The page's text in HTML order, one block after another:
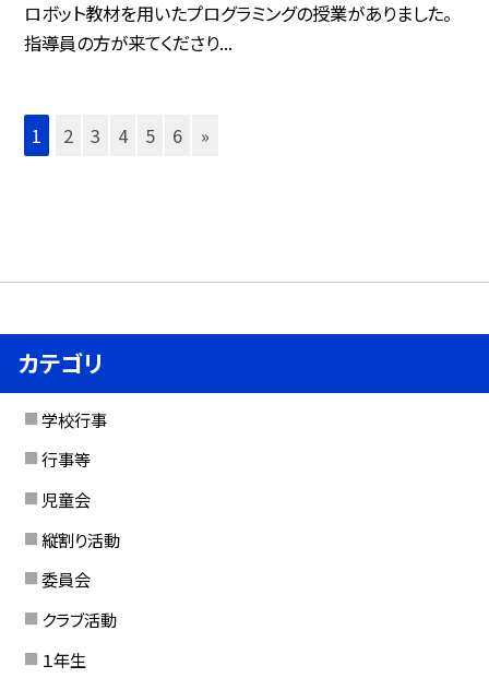
ロボット教材を用いたプログラミングの授業がありました。
指導員の方が来てくださり...
1 2 3 4 5 6 »
カテゴリ
学校行事
行事等
児童会
縦割り活動
委員会
クラブ活動
１年生